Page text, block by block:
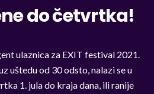
do četvrtka!
ulaznica za EXIT festival 2021.
uštedu od 30 odsto, nalazi se u
1. jula do kraja dana, ili ranije